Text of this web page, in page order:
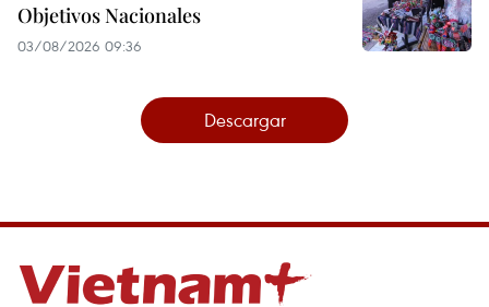
Objetivos Nacionales
03/08/2026 09:36
Descargar